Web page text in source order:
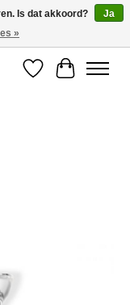
Verlanglijst
Is dat akkoord?
Ja
»